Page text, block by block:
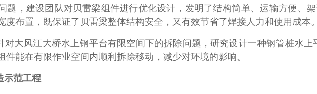
题，建设团队对贝雷梁组件进行优化设计，发明了结构简单、运输方便、
度布置，既保证了贝雷梁整体结构安全，又有效节省了焊接人力和使用成本
对大风江大桥水上钢平台有限空间下的拆除问题，研究设计一种钢管桩水
件能在有限作业空间内顺利拆除移动，减少对环境的影响。
示范工程